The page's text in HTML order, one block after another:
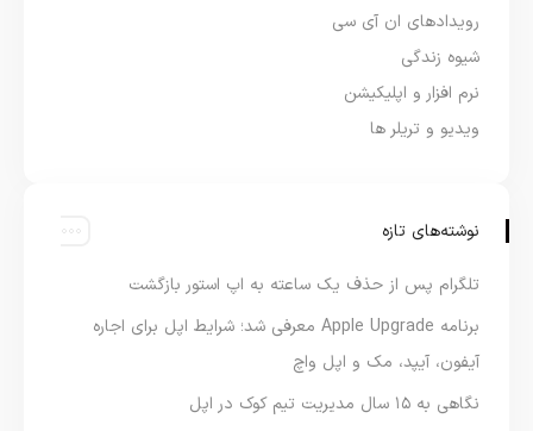
رویدادهای ان آی سی
شیوه زندگی
نرم افزار و اپلیکیشن
ویدیو و تریلر ها
نوشته‌های تازه
تلگرام پس از حذف یک ساعته به اپ استور بازگشت
برنامه Apple Upgrade معرفی شد؛ شرایط اپل برای اجاره
آیفون، آیپد، مک و اپل واچ
نگاهی به ۱۵ سال مدیریت تیم کوک در اپل